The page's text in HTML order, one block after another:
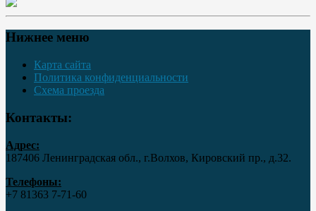
Нижнее меню
Карта сайта
Политика конфиденциальности
Схема проезда
Контакты:
Адрес:
187406 Ленинградская обл., г.Волхов, Кировский пр., д.32.
Телефоны:
+7 81363 7‑71-60